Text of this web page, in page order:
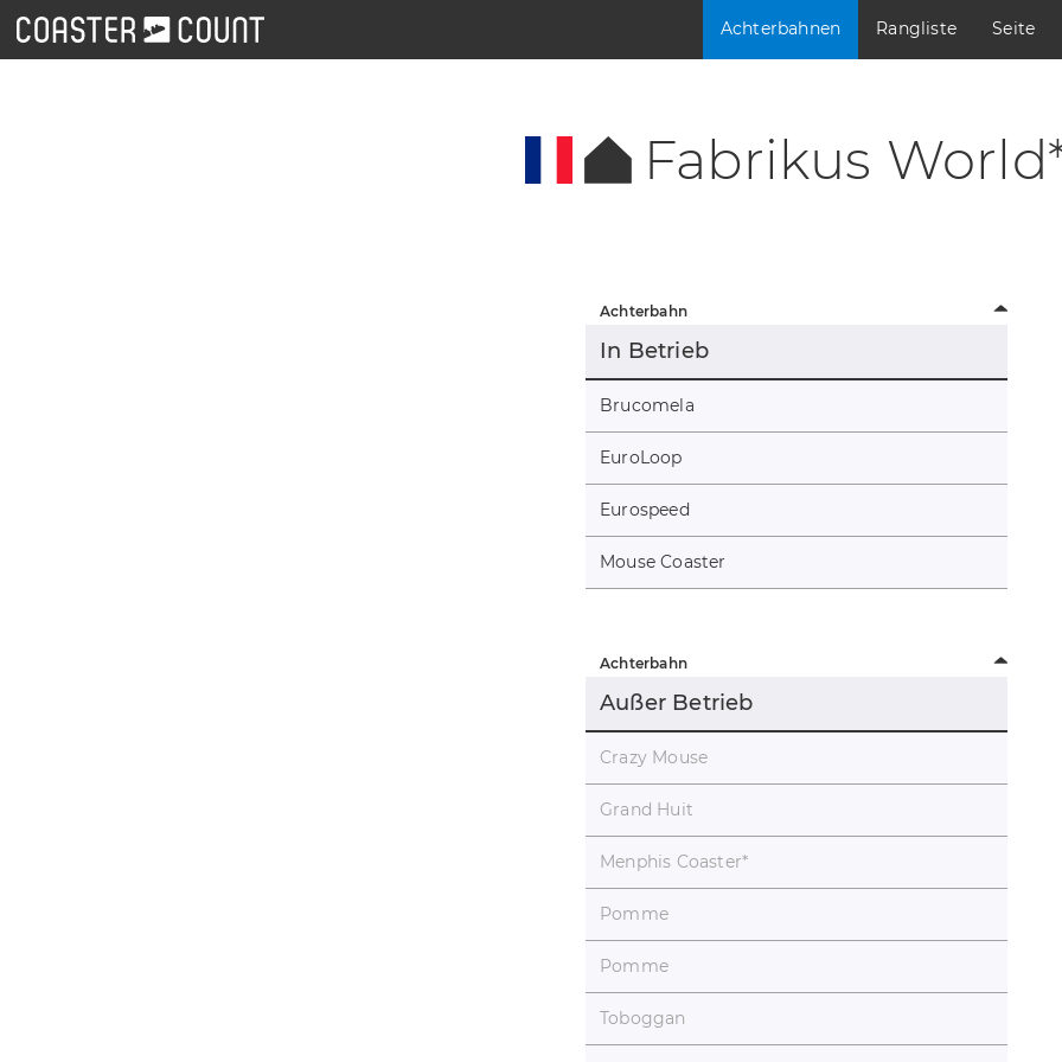
Achterbahnen Rangliste Seite
Fabrikus
Achterbahn
In Betrieb
Brucomela
EuroLoop
Eurospeed
Mouse Coaster
Achterbahn
Außer Betrieb
Crazy Mouse
Grand Huit
Menphis Coaster*
Pomme
Pomme
Toboggan